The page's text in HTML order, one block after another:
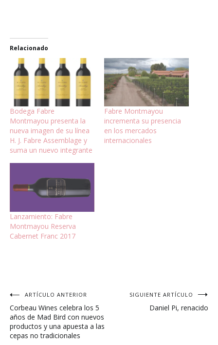
Relacionado
Bodega Fabre
Montmayou presenta la
nueva imagen de su línea
H. J. Fabre Assemblage y
suma un nuevo integrante
Fabre Montmayou
incrementa su presencia
en los mercados
internacionales
Lanzamiento: Fabre
Montmayou Reserva
Cabernet Franc 2017
Navegación
de
entradas
ARTÍCULO ANTERIOR
Corbeau Wines celebra los 5
años de Mad Bird con nuevos
productos y una apuesta a las
cepas no tradicionales
SIGUIENTE ARTÍCULO
Daniel Pi, renacido